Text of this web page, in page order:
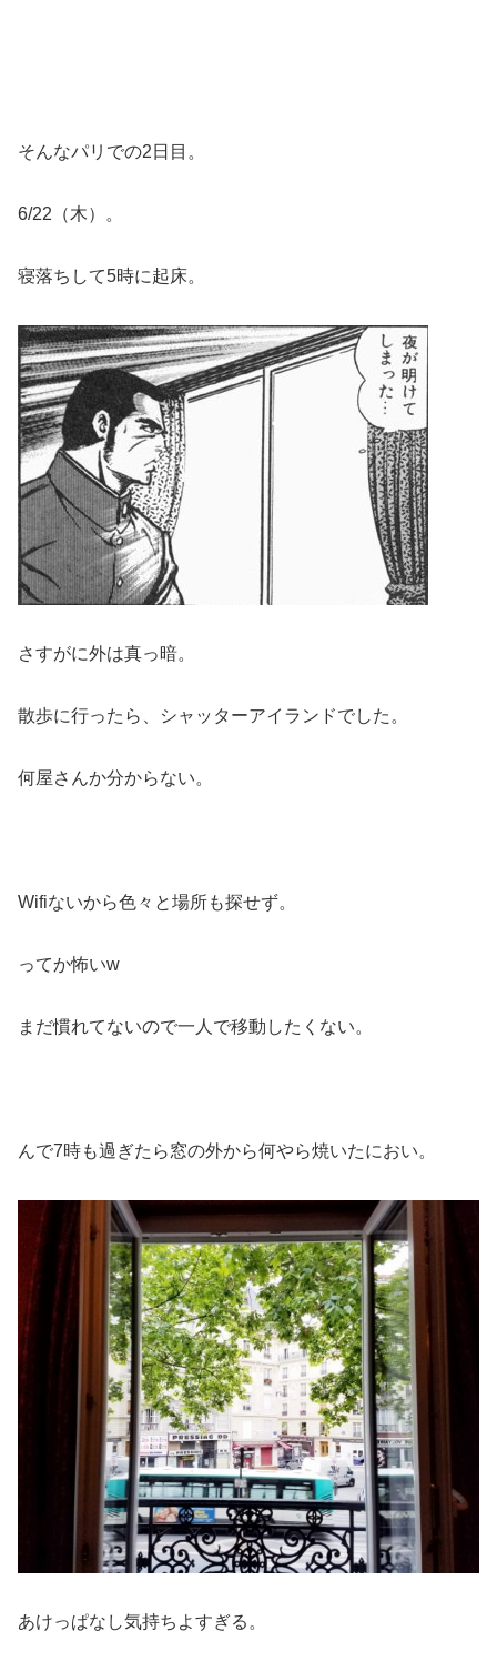
そんなパリでの2日目。
6/22（木）。
寝落ちして5時に起床。
さすがに外は真っ暗。
散歩に行ったら、シャッターアイランドでした。
何屋さんか分からない。
Wifiないから色々と場所も探せず。
ってか怖いw
まだ慣れてないので一人で移動したくない。
んで7時も過ぎたら窓の外から何やら焼いたにおい。
あけっぱなし気持ちよすぎる。